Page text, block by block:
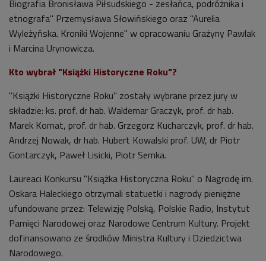
Biografia Bronisława Piłsudskiego - zesłańca, podróżnika i
etnografa" Przemysława Słowińskiego oraz "Aurelia
Wyleżyńska. Kroniki Wojenne" w opracowaniu Grażyny Pawlak
i Marcina Urynowicza.
Kto wybrał "Książki Historyczne Roku"?
"Książki Historyczne Roku" zostały wybrane przez jury w
składzie: ks. prof. dr hab. Waldemar Graczyk, prof. dr hab.
Marek Kornat, prof. dr hab. Grzegorz Kucharczyk, prof. dr hab.
Andrzej Nowak, dr hab. Hubert Kowalski prof. UW, dr Piotr
Gontarczyk, Paweł Lisicki, Piotr Semka.
Laureaci Konkursu "Książka Historyczna Roku" o Nagrodę im.
Oskara Haleckiego otrzymali statuetki i nagrody pieniężne
ufundowane przez: Telewizję Polską, Polskie Radio, Instytut
Pamięci Narodowej oraz Narodowe Centrum Kultury. Projekt
dofinansowano ze środków Ministra Kultury i Dziedzictwa
Narodowego.